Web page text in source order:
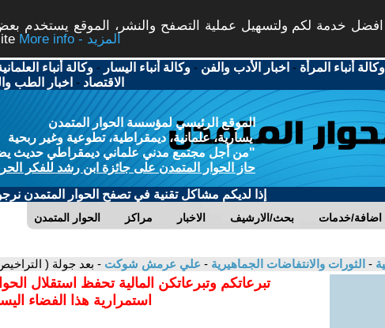
افضل خدمة لكم ولتسهيل عملية التصفح والنشر، الموقع يستخدم
More info - المزيد
وكالة أنباء المرأة - اخبار الأدب والفن -وكالة أنباء اليسار -وكالة أنباء
الاقتصاد - اخبار الطب
الموقع الرئيسي لمؤسسة الحوار المتمدن
يسارية، علمانية، ديمقراطية، تطوعية وغير ربحية
"من أجل مجتمع مدني علماني ديمقراطي حديث
حاز الحوار المتمدن على جائزة ابن رشد للفكر الحر
إذا لديكم مشاكل تقنية في تصفح الحوار المتمدن
الحوار المتمدن مراكز الاخبار بحث/الارشيف اضافة/خدمات
- الثورات والانتفاضات الجماهيرية - علي عرمش شوكت - بعد جولة (
تبرعاتكم وتبرعاتكن المالية تحفظ استقلال
استمرارية هذا الفضاء